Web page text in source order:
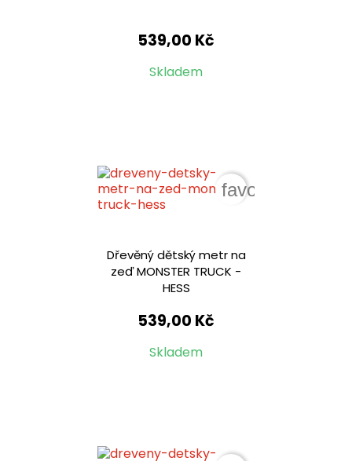
539,00 Kč
Skladem
Dřevěný dětský metr na
zeď MONSTER TRUCK -
HESS
539,00 Kč
Skladem
favorite_border